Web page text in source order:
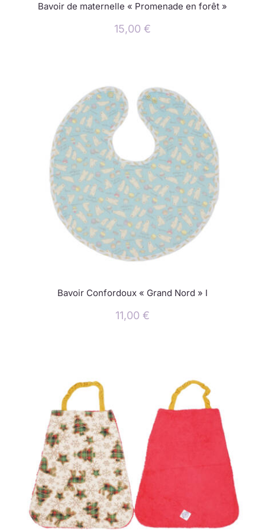
Bavoir de maternelle « Promenade en forêt »
15,00 €
Bavoir Confordoux « Grand Nord » I
11,00 €